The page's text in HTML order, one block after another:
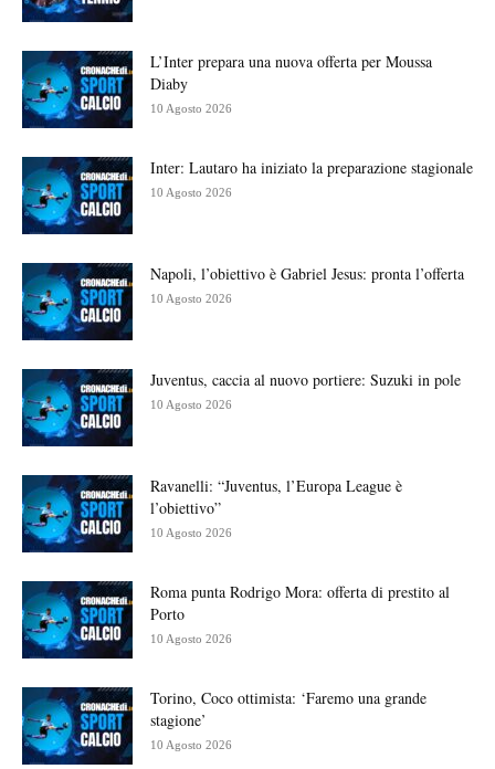
L’Inter prepara una nuova offerta per Moussa
Diaby
10 Agosto 2026
Inter: Lautaro ha iniziato la preparazione stagionale
10 Agosto 2026
Napoli, l’obiettivo è Gabriel Jesus: pronta l’offerta
10 Agosto 2026
Juventus, caccia al nuovo portiere: Suzuki in pole
10 Agosto 2026
Ravanelli: “Juventus, l’Europa League è
l’obiettivo”
10 Agosto 2026
Roma punta Rodrigo Mora: offerta di prestito al
Porto
10 Agosto 2026
Torino, Coco ottimista: ‘Faremo una grande
stagione’
10 Agosto 2026